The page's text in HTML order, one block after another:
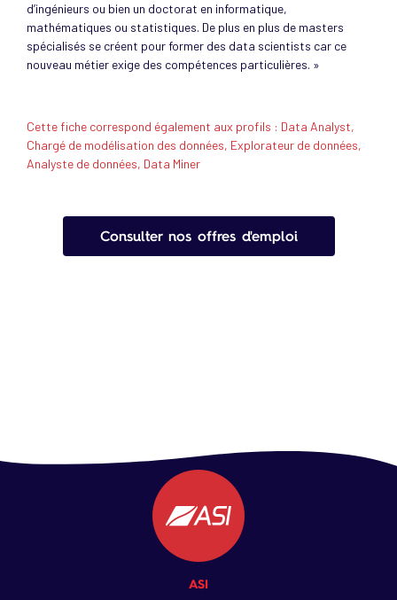
d’ingénieurs ou bien un doctorat en informatique,
mathématiques ou statistiques. De plus en plus de masters
spécialisés se créent pour former des data scientists car ce
nouveau métier exige des compétences particulières. »
Cette fiche correspond également aux profils : Data Analyst,
Chargé de modélisation des données, Explorateur de données,
Analyste de données, Data Miner
Consulter nos offres d'emploi
ASI